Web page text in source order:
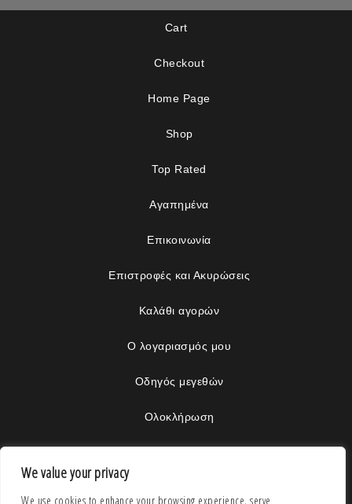
We value your privacy
We use cookies to enhance your browsing experience, serve
Cart
Checkout
Home Page
Shop
Top Rated
Αγαπημένα
Επικοινωνία
Επιστροφές και Ακυρώσεις
Καλάθι αγορών
Ο λογαριασμός μου
Οδηγός μεγεθών
Ολοκλήρωση